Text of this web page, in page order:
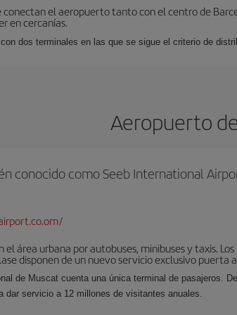
conectan el aeropuerto tanto con el centro de
en cercanías.
dos terminales en las que se sigue el criterio de
Aeropuerto
conocido como Seeb International
área urbana por autobuses, minibuses y taxis.
disponen de un nuevo servicio exclusivo
de Muscat cuenta una única terminal de pasajeros.
dar servicio a 12 millones de visitantes anuales.